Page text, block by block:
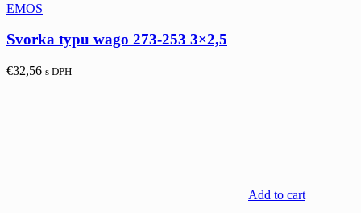
EMOS
Svorka typu wago 273-253 3×2,5
€32,56 s DPH
Add to cart